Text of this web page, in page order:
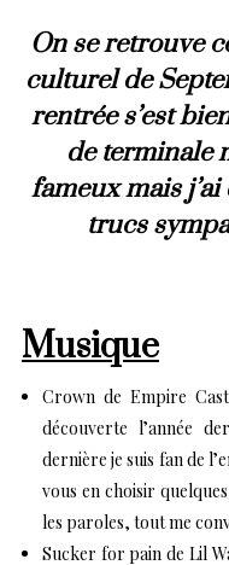
On se retrouve
culturel de
rentrée s’est
de terminale
fameux mais
trucs
Musique
Crown de Empire Cast
découverte l’année
dernière je suis fan de
vous en choisir
les paroles, tout me
Sucker for pain de Lil